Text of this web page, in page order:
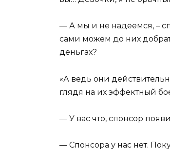
— А мы и не надеемся, –
сами можем до них
деньгах?
«А ведь они
глядя на их эффектный
— У вас что, спонсор
— Спонсора у нас нет.